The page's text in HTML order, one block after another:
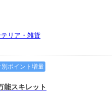
リア・雑貨
別ポイント増量
能スキレット